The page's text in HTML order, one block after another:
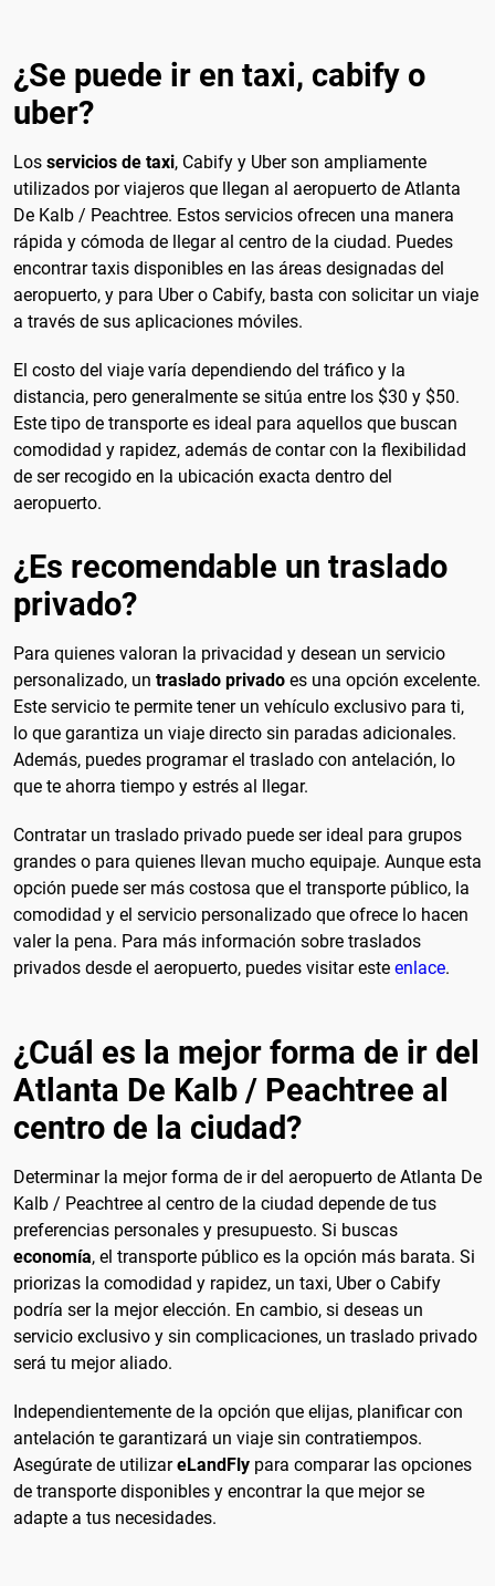
¿Se puede ir en taxi, cabify o
uber?
Los servicios de taxi, Cabify y Uber son ampliamente
utilizados por viajeros que llegan al aeropuerto de Atlanta
De Kalb / Peachtree. Estos servicios ofrecen una manera
rápida y cómoda de llegar al centro de la ciudad. Puedes
encontrar taxis disponibles en las áreas designadas del
aeropuerto, y para Uber o Cabify, basta con solicitar un viaje
a través de sus aplicaciones móviles.
El costo del viaje varía dependiendo del tráfico y la
distancia, pero generalmente se sitúa entre los $30 y $50.
Este tipo de transporte es ideal para aquellos que buscan
comodidad y rapidez, además de contar con la flexibilidad
de ser recogido en la ubicación exacta dentro del
aeropuerto.
¿Es recomendable un traslado
privado?
Para quienes valoran la privacidad y desean un servicio
personalizado, un traslado privado es una opción excelente.
Este servicio te permite tener un vehículo exclusivo para ti,
lo que garantiza un viaje directo sin paradas adicionales.
Además, puedes programar el traslado con antelación, lo
que te ahorra tiempo y estrés al llegar.
Contratar un traslado privado puede ser ideal para grupos
grandes o para quienes llevan mucho equipaje. Aunque esta
opción puede ser más costosa que el transporte público, la
comodidad y el servicio personalizado que ofrece lo hacen
valer la pena. Para más información sobre traslados
privados desde el aeropuerto, puedes visitar este enlace.
¿Cuál es la mejor forma de ir del
Atlanta De Kalb / Peachtree al
centro de la ciudad?
Determinar la mejor forma de ir del aeropuerto de Atlanta De
Kalb / Peachtree al centro de la ciudad depende de tus
preferencias personales y presupuesto. Si buscas
economía, el transporte público es la opción más barata. Si
priorizas la comodidad y rapidez, un taxi, Uber o Cabify
podría ser la mejor elección. En cambio, si deseas un
servicio exclusivo y sin complicaciones, un traslado privado
será tu mejor aliado.
Independientemente de la opción que elijas, planificar con
antelación te garantizará un viaje sin contratiempos.
Asegúrate de utilizareLandFly para comparar las opciones
de transporte disponibles y encontrar la que mejor se
adapte a tus necesidades.